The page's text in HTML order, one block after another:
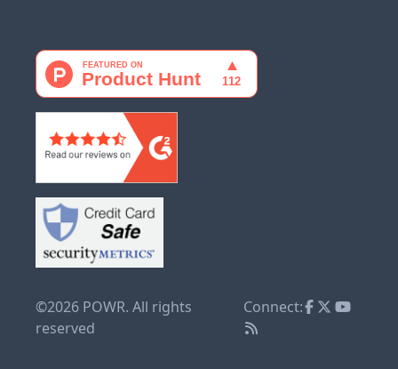
©2026 POWR. All rights
reserved
Connect: